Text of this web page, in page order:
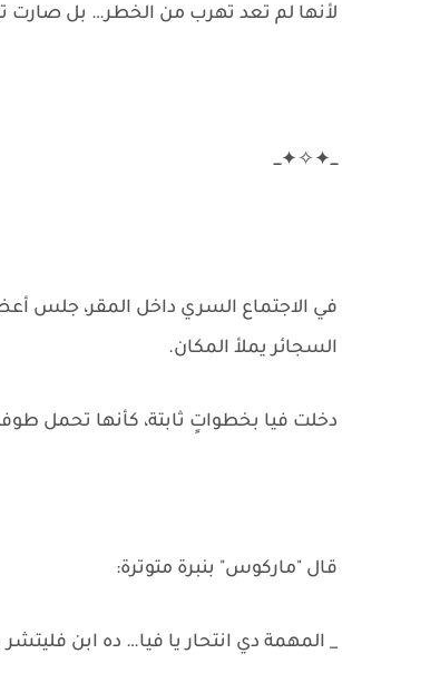
لأنها لم تعد تهرب من الخطر… بل صارت
ـــ✦✧✦ـــ
في الاجتماع السري داخل المقر، جلس
السجائر يملأ المكان.
دخلت فيا بخطواتٍ ثابتة، كأنها تحمل
قال "ماركوس" بنبرة متوترة:
_ المهمة دي انتحار يا فيا… ده ابن